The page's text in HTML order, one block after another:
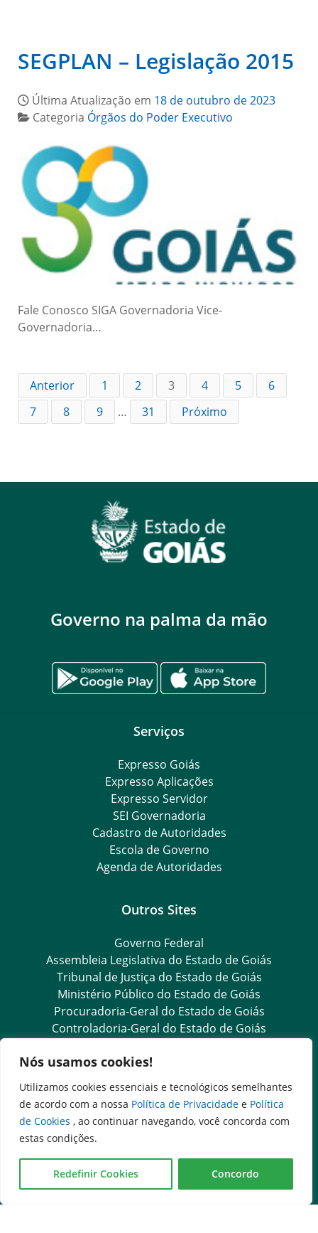
Nós usamos cookies!
Utilizamos cookies essenciais e tecnológicos semelhantes
de acordo com a nossa Política de Privacidade e Política
de Cookies , ao continuar navegando, você concorda com
estas condições.
Redefinir Cookies Concordo
SEGPLAN – Legislação 2015
Última Atualização em 18 de outubro de 2023
Categoria Órgãos do Poder Executivo
Fale Conosco SIGA Governadoria Vice-
Governadoria…
Anterior 1 2 3 4 5
6
7
8 9 … 31 Próximo
Governo na palma da mão
Serviços
Expresso Goiás
Expresso Aplicações
Expresso Servidor
SEI Governadoria
Cadastro de Autoridades
Escola de Governo
Agenda de Autoridades
Outros Sites
Governo Federal
Assembleia Legislativa do Estado de Goiás
Tribunal de Justiça do Estado de Goiás
Ministério Público do Estado de Goiás
Procuradoria-Geral do Estado de Goiás
Controladoria-Geral do Estado de Goiás
Transparência e Ouvidoria
LGPD
Dados Abertos Goiás
SIC – Serviço de Informação ao Cidadão
e-SIC – Serviço Eletrônico de Informação ao Cidadão